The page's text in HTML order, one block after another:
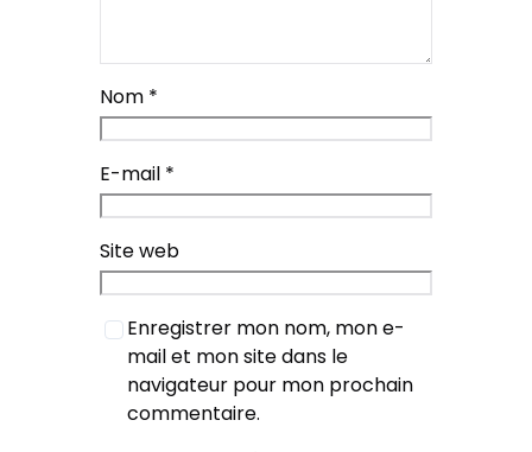
Nom *
E-mail *
Site web
Enregistrer mon nom, mon e-
mail et mon site dans le
navigateur pour mon prochain
commentaire.